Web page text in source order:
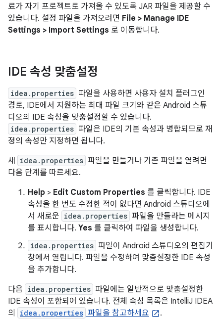
료가 자기 프로젝트로 가져올 수 있도록 JAR 파일을 제공할 수
있습니다. 설정 파일을 가져오려면 File > Manage IDE
Settings > Import Settings 로 이동합니다.
IDE 속성 맞춤설정
idea.properties 파일을 사용하면 사용자 설치 플러그인
경로, IDE에서 지원하는 최대 파일 크기와 같은 Android 스튜
디오의 IDE 속성을 맞춤설정할 수 있습니다.
idea.properties 파일은 IDE의 기본 속성과 병합되므로 재
정의 속성만 지정하면 됩니다.
새
idea.properties 파일을 만들거나 기존 파일을 열려면
다음 단계를 따르세요.
Help > Edit Custom Properties 를 클릭합니다. IDE
속성을 한 번도 수정한 적이 없다면 Android 스튜디오에
서 새로운 idea.properties 파일을 만들라는 메시지
를 표시합니다. Yes 를 클릭하여 파일을 생성합니다.
idea.properties 파일이 Android 스튜디오의 편집기
창에서 열립니다. 파일을 수정하여 맞춤설정한 IDE 속성
을 추가합니다.
다음 idea.properties 파일에는 일반적으로 맞춤설정한
IDE 속성이 포함되어 있습니다. 전체 속성 목록은 IntelliJ IDEA
의
idea.properties 파일을 참고하세요 .